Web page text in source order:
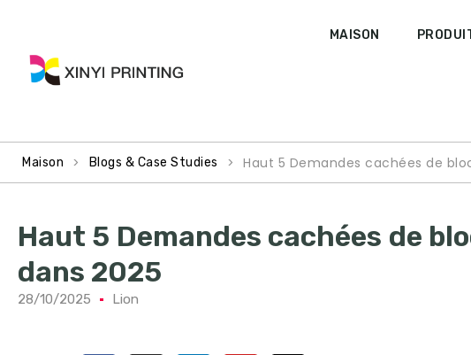
MAISON
Maison > Blogs & Case Studies > Haut 5 Demandes cachées de
Haut 5 Demandes cachées de
dans 2025
28/10/2025 Lion